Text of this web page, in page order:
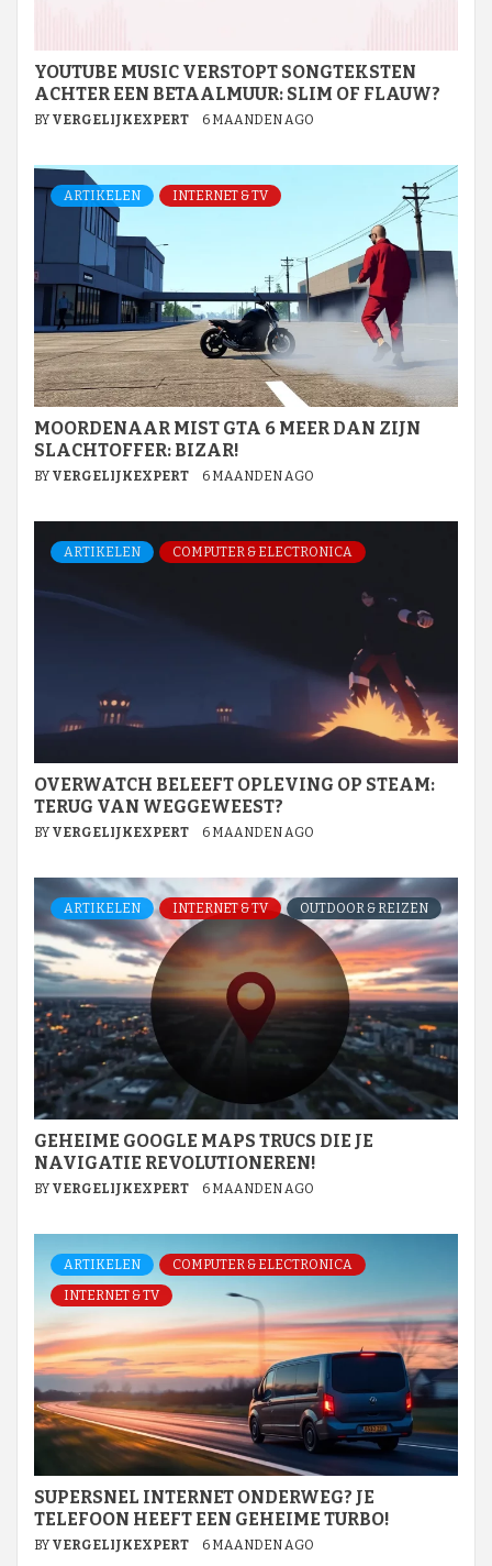
YOUTUBE MUSIC VERSTOPT SONGTEKSTEN
ACHTER EEN BETAALMUUR: SLIM OF FLAUW?
BY VERGELIJKEXPERT 6 MAANDEN AGO
ARTIKELEN INTERNET & TV
MOORDENAAR MIST GTA 6 MEER DAN ZIJN
SLACHTOFFER: BIZAR!
BY VERGELIJKEXPERT 6 MAANDEN AGO
ARTIKELEN COMPUTER & ELECTRONICA
OVERWATCH BELEEFT OPLEVING OP STEAM:
TERUG VAN WEGGEWEEST?
BY VERGELIJKEXPERT 6 MAANDEN AGO
ARTIKELEN INTERNET & TV OUTDOOR & REIZEN
GEHEIME GOOGLE MAPS TRUCS DIE JE
NAVIGATIE REVOLUTIONEREN!
BY VERGELIJKEXPERT 6 MAANDEN AGO
ARTIKELEN
COMPUTER & ELECTRONICA
INTERNET & TV
SUPERSNEL INTERNET ONDERWEG? JE
TELEFOON HEEFT EEN GEHEIME TURBO!
BY VERGELIJKEXPERT 6 MAANDEN AGO